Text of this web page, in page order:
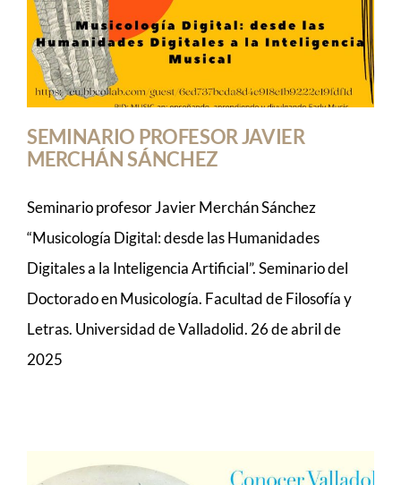
MÚSICA
ACTIVIDADES
SEMINARIO PROFESOR JAVIER
MERCHÁN SÁNCHEZ
Seminario profesor Javier Merchán Sánchez
“Musicología Digital: desde las Humanidades
Digitales a la Inteligencia Artificial”. Seminario del
Doctorado en Musicología. Facultad de Filosofía y
Letras. Universidad de Valladolid. 26 de abril de
2025